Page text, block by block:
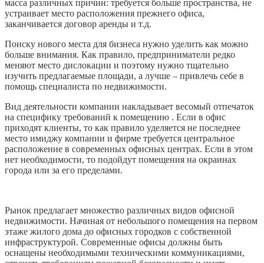
масса различных причин: требуется больше пространства, не
устраивает место расположения прежнего офиса,
заканчивается договор аренды и т.д.
Поиску нового места для бизнеса нужно уделить как можно
больше внимания. Как правило, предприниматели редко
меняют место дислокации и поэтому нужно тщательно
изучить предлагаемые площади, а лучше – привлечь себе в
помощь специалиста по недвижимости.
Вид деятельности компании накладывает весомый отпечаток
на специфику требований к помещению . Если в офис
приходят клиенты, то как правило уделяется не последнее
место имиджу компании и фирме требуется центральное
расположение в современных офисных центрах. Если в этом
нет необходимости, то подойдут помещения на окраинах
города или за его пределами.
Рынок предлагает множество различных видов офисной
недвижимости. Начиная от небольшого помещения на первом
этаже жилого дома до офисных городков с собственной
инфраструктурой. Современные офисы должны быть
оснащены необходимыми техническими коммуникациями,